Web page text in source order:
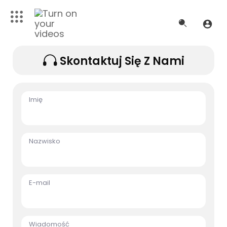
Skontaktuj Się Z Nami
Imię
Nazwisko
E-mail
Wiadomość